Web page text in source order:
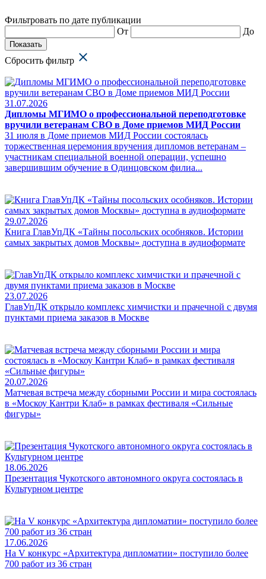
Фильтровать по дате публикации
От
До
Показать
Сбросить фильтр
31.07.2026
Дипломы МГИМО о профессиональной переподготовке
вручили ветеранам СВО в Доме приемов МИД России
31 июля в Доме приемов МИД России состоялась
торжественная церемония вручения дипломов ветеранам –
участникам специальной военной операции, успешно
завершившим обучение в Одинцовском филиа...
29.07.2026
Книга ГлавУпДК «Тайны посольских особняков. Истории
самых закрытых домов Москвы» доступна в аудиоформате
23.07.2026
ГлавУпДК открыло комплекс химчистки и прачечной с двумя
пунктами приема заказов в Москве
20.07.2026
Матчевая встреча между сборными России и мира состоялась
в «Москоу Кантри Клаб» в рамках фестиваля «Сильные
фигуры»
18.06.2026
Презентация Чукотского автономного округа состоялась в
Культурном центре
17.06.2026
На V конкурс «Архитектура дипломатии» поступило более
700 работ из 36 стран